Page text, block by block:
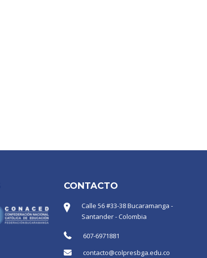
CONTACTO
Calle 56 #33-38 Bucaramanga -
Santander - Colombia
607-6971881
contacto@colpresbga.edu.co